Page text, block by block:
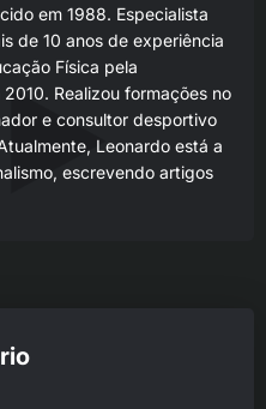
em 1988. Especialista
de 10 anos de experiência
Física pela
Realizou formações no
e consultor desportivo
Leonardo está a
escrevendo artigos